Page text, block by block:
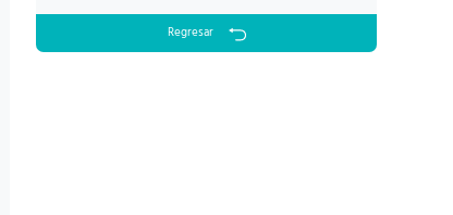
Regresar